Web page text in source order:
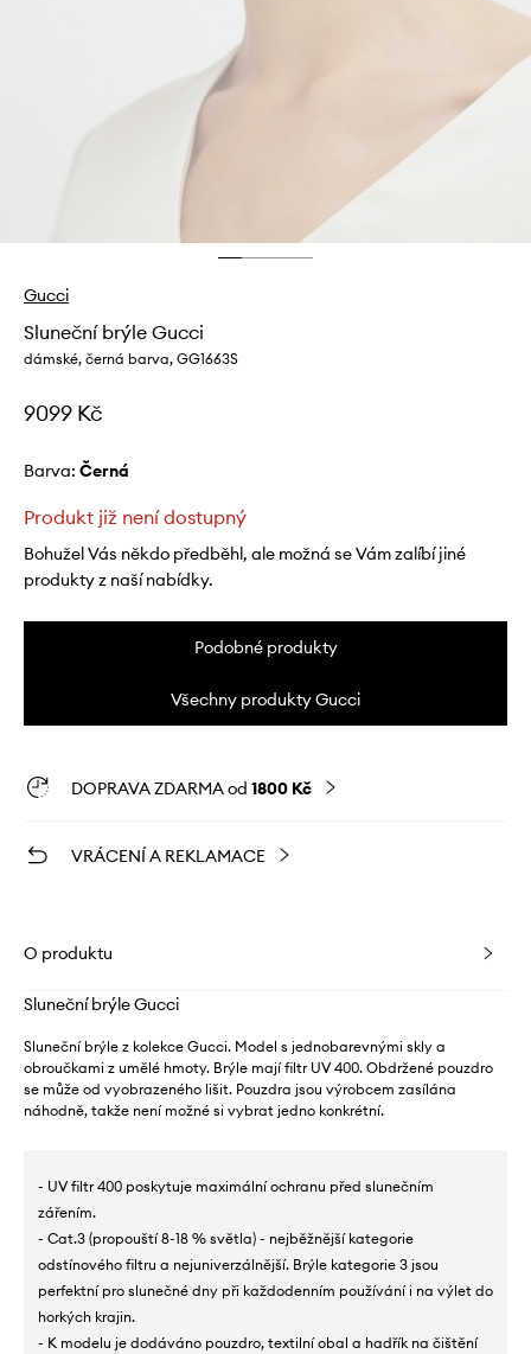
Gucci
Sluneční brýle Gucci
dámské, černá barva, GG1663S
9099 Kč
Barva: černá
Produkt již není dostupný
Bohužel Vás někdo předběhl, ale možná se Vám zalíbí jiné
produkty z naší nabídky.
Podobné produkty
Všechny produkty Gucci
DOPRAVA ZDARMA od 1800 Kč
VRÁCENÍ A REKLAMACE
O produktu
Sluneční brýle Gucci
Sluneční brýle z kolekce Gucci. Model s jednobarevnými skly a
obroučkami z umělé hmoty. Brýle mají filtr UV 400. Obdržené pouzdro
se může od vyobrazeného lišit. Pouzdra jsou výrobcem zasílána
náhodně, takže není možné si vybrat jedno konkrétní.
- UV filtr 400 poskytuje maximální ochranu před slunečním
zářením.
- Cat.3 (propouští 8-18 % světla) - nejběžnější kategorie
odstínového filtru a nejuniverzálnější. Brýle kategorie 3 jsou
perfektní pro slunečné dny při každodenním používání i na výlet do
horkých krajin.
- K modelu je dodáváno pouzdro, textilní obal a hadřík na čištění